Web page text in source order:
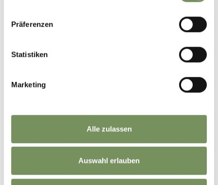
Präferenzen
Statistiken
Marketing
Alle zulassen
Auswahl erlauben